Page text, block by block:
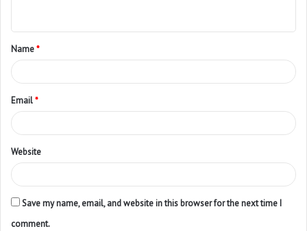
Name*
Email*
Website
Save my name, email, and website in this browser for the next time I
comment.